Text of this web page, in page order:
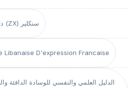
دليل برمجة حاسب سبكتروم (ZX) سنكلير
Libanaise D'expression Francaise
الدليل العلمي والنفسي للوسادة الدافئة